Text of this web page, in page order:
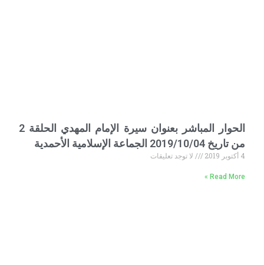
الحوار المباشر بعنوان سيرة الإمام المهدي الحلقة 2
من تاريخ 2019/10/04 الجماعة الإسلامية الأحمدية
4 أكتوبر 2019 لا توجد تعليقات
Read More »